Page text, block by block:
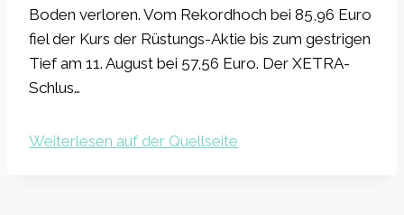
Boden verloren. Vom Rekordhoch bei 85,96 Euro
fiel der Kurs der Rüstungs-Aktie bis zum gestrigen
Tief am 11. August bei 57,56 Euro. Der XETRA-
Schlus…
Weiterlesen auf der Quellseite